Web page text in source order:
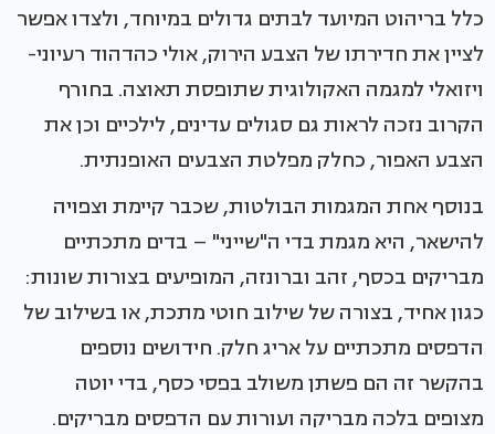
כלל בריהוט המיועד לבתים גדולים במיוחד, ולצדו אפשר
לציין את חדירתו של הצבע הירוק, אולי כהדהוד רעיוני-
ויזואלי למגמה האקולוגית שתופסת תאוצה. בחורף
הקרוב נזכה לראות גם סגולים עדינים, לילכיים וכן את
הצבע האפור, כחלק מפלטת הצבעים האופנתית.
בנוסף אחת המגמות הבולטות, שכבר קיימת וצפויה
להישאר, היא מגמת בדי ה"שייני" – בדים מתכתיים
מבריקים בכסף, זהב וברונזה, המופיעים בצורות שונות:
כגון אחיד, בצורה של שילוב חוטי מתכת, או בשילוב של
הדפסים מתכתיים על אריג חלק. חידושים נוספים
בהקשר זה הם פשתן משולב בפסי כסף, בדי יוטה
מצופים בלכה מבריקה ועורות עם הדפסים מבריקים.